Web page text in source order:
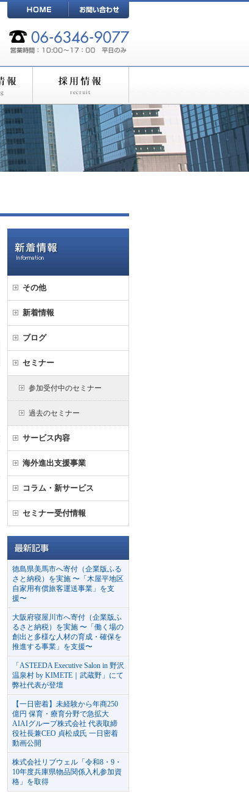
その他
新着情報
ブログ
セミナー
参加受付中のセミナー
過去のセミナー
サービス内容
海外進出支援事業
コラム・新サービス
セミナー受付情報
徳島県美馬市へ寄付（企業版ふる
さと納税）を実施 〜「木屋平地区
自家用有償旅客運送事業」を支
援〜
大阪府寝屋川市へ寄付（企業版ふ
るさと納税）を実施 〜「働く場の
創出と多様な人材の育成・確保を
推進する事業」を支援〜
「ASTEEDA Executive Salon in 野沢
温泉村 by KIMETE｜武蔵野」にて
弊社代表が登壇
【一日密着】未経験から年商250
億円 保育・療育分野で急拡大
AIAIグループ株式会社 代表取締
役社長兼CEO 貞松成氏 一日密着
動画公開
株式会社リブウェル「令和8・9・
10年度兵庫県物品関係入札参加資
格」を取得